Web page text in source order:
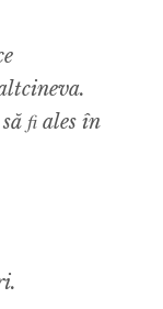
ﬁ ales în